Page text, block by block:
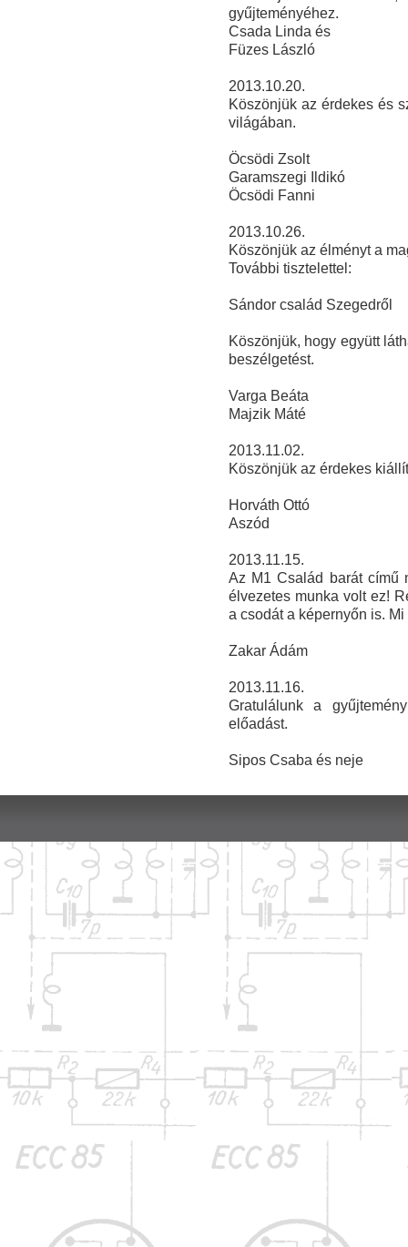
gyűjteményéhez.
Csada Linda és
Füzes László
2013.10.20.
Köszönjük az érdekes és
világában.
Öcsödi Zsolt
Garamszegi Ildikó
Öcsödi Fanni
2013.10.26.
Köszönjük az élményt a
További tisztelettel:
Sándor család Szegedről
Köszönjük, hogy együtt
beszélgetést.
Varga Beáta
Majzik Máté
2013.11.02.
Köszönjük az érdekes
Horváth Ottó
Aszód
2013.11.15.
Az M1 Család barát című
élvezetes munka volt ez!
a csodát a képernyőn is.
Zakar Ádám
2013.11.16.
Gratulálunk a
előadást.
Sipos Csaba és neje